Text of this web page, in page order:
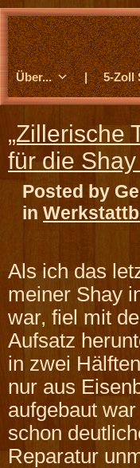
Über... | 5-Zoll
„Zillerische
für die
Posted by
in
Als ich das
meiner Shay
war, fiel mit
Aufsatz
in zwei
nur aus
aufgebaut
schon
Reparatur